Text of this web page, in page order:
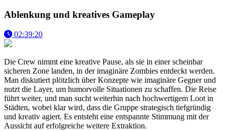
Ablenkung und kreatives Gameplay
02:39:20
Die Crew nimmt eine kreative Pause, als sie in einer scheinbar
sicheren Zone landen, in der imaginäre Zombies entdeckt werden.
Man diskutiert plötzlich über Konzepte wie imaginäre Gegner und
nutzt die Layer, um humorvolle Situationen zu schaffen. Die Reise
führt weiter, und man sucht weiterhin nach hochwertigem Loot in
Städten, wobei klar wird, dass die Gruppe strategisch tiefgründig
und kreativ agiert. Es entsteht eine entspannte Stimmung mit der
Aussicht auf erfolgreiche weitere Extraktion.